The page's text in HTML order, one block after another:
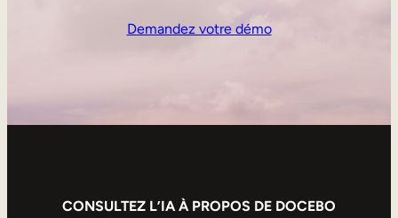
Demandez votre démo
CONSULTEZ L’IA À PROPOS DE DOCEBO